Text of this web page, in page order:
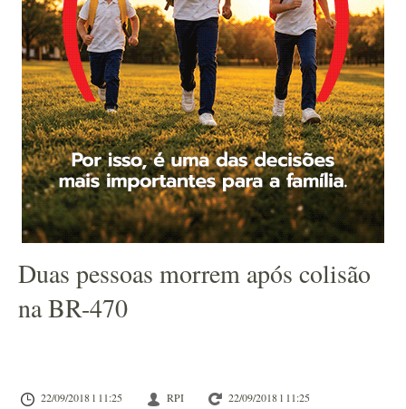
Duas pessoas morrem após colisão
na BR-470
22/09/2018 l 11:25 RPI 22/09/2018 l 11:25